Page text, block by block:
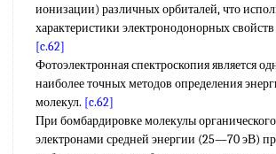
ионизации) различных орбиталей, что
характеристики электронодонорных
[c.62]
Фотоэлектронная спектроскопия является
наиболее точных методов определения
молекул. [c.62]
При бомбардировке молекулы
электронами средней энергии (25—70 эВ)